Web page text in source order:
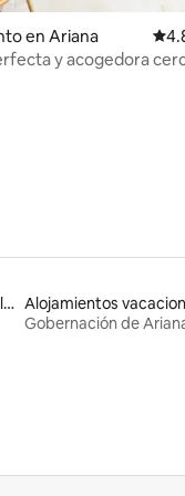
de 5, 22 reseñas
en Ariana
y acogedora
Alojamientos con acceso a la playa
Gobernación de